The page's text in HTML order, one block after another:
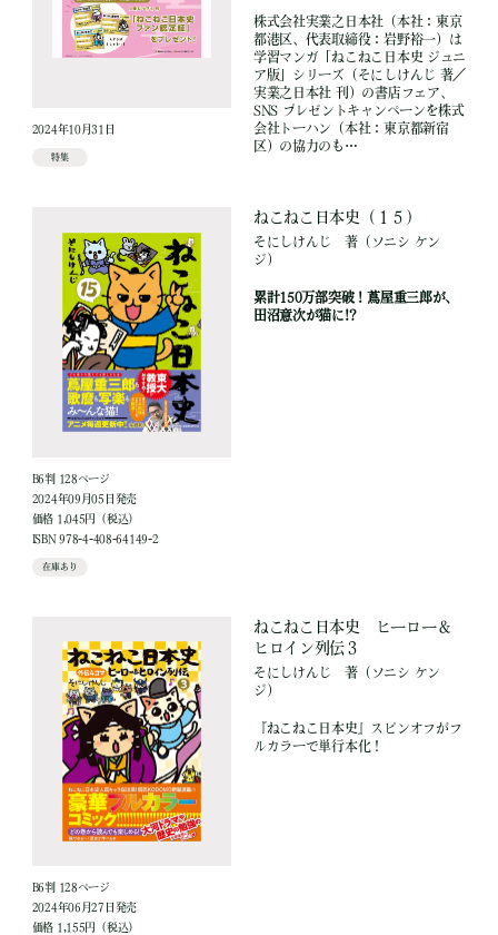
2024年10月31日
特集
株式会社実業之日本社（本社：東京
都港区、代表取締役：岩野裕一）は
学習マンガ「ねこねこ日本史 ジュニ
ア版」シリーズ（そにしけんじ 著／
実業之日本社 刊）の書店フェア、
SNS プレゼントキャンペーンを株式
会社トーハン（本社：東京都新宿
区）の協力のも…
B6判 128ページ
2024年09月05日発売
価格 1,045円（税込）
ISBN 978-4-408-64149-2
在庫あり
ねこねこ日本史（１５）
そにしけんじ 著（ソニシ ケン
ジ）
累計150万部突破！蔦屋重三郎が、
田沼意次が猫に!?
B6判 128ページ
2024年06月27日発売
価格 1,155円（税込）
ねこねこ日本史 ヒーロー＆
ヒロイン列伝３
そにしけんじ 著（ソニシ ケン
ジ）
『ねこねこ日本史』スピンオフがフ
ルカラーで単行本化！